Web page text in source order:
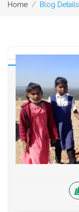
Home Blog Details